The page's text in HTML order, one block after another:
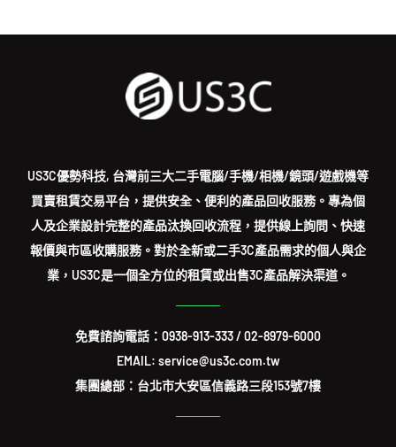
US3C優勢科技, 台灣前三大二手電腦/手機/相機/鏡頭/遊戲機等
買賣租賃交易平台，提供安全、便利的產品回收服務。專為個
人及企業設計完整的產品汰換回收流程，提供線上詢問、快速
報價與市區收購服務。對於全新或二手3C產品需求的個人與企
業，US3C是一個全方位的租賃或出售3C產品解決渠道。
免費諮詢電話： 0938-913-333 /02-8979-6000
EMAIL: service@us3c.com.tw
集團總部：台北市大安區信義路三段153號7樓